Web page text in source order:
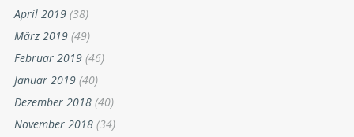
April 2019 (38)
März 2019 (49)
Februar 2019 (46)
Januar 2019 (40)
Dezember 2018 (40)
November 2018 (34)